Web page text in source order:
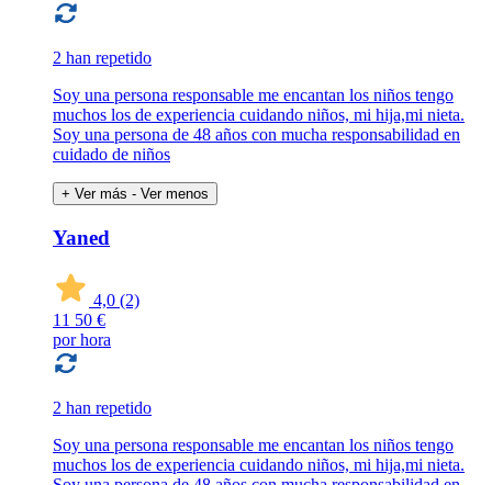
2 han repetido
Soy una persona responsable me encantan los niños tengo
muchos los de experiencia cuidando niños, mi hija,mi nieta.
Soy una persona de 48 años con mucha responsabilidad en
cuidado de niños
+ Ver más - Ver menos
Yaned
4,0 (2)
11 50 €
por hora
2 han repetido
Soy una persona responsable me encantan los niños tengo
muchos los de experiencia cuidando niños, mi hija,mi nieta.